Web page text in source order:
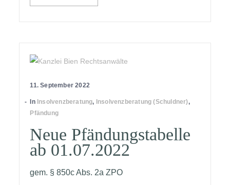
11. September 2022
In Insolvenzberatung, Insolvenzberatung (Schuldner),
Pfändung
Neue Pfändungstabelle
ab 01.07.2022
gem. § 850c Abs. 2a ZPO